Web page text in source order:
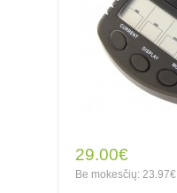
29.00€
Be mokesčių: 23.97€